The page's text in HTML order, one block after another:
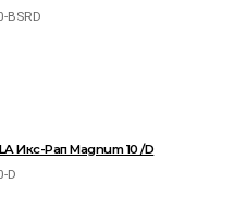
BSRD
Икс-Рап Magnum 10 /D
D